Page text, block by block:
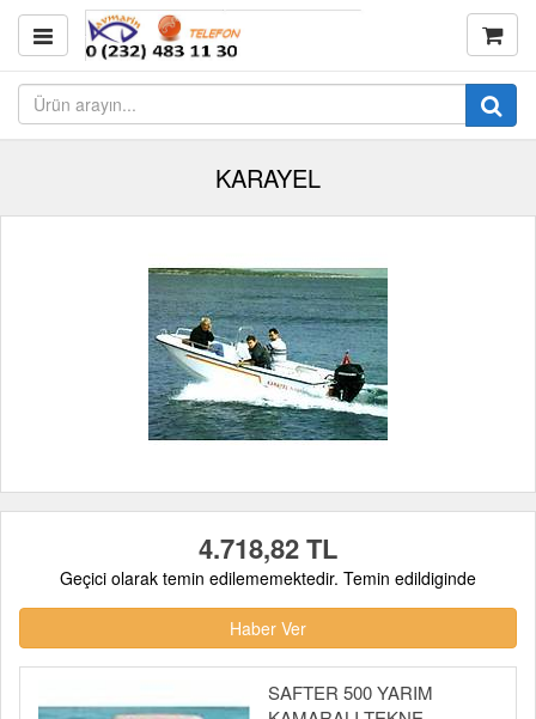
KARAYEL
4.718,82 TL
Geçici olarak temin edilememektedir. Temin edildiginde
Haber Ver
SAFTER 500 YARIM